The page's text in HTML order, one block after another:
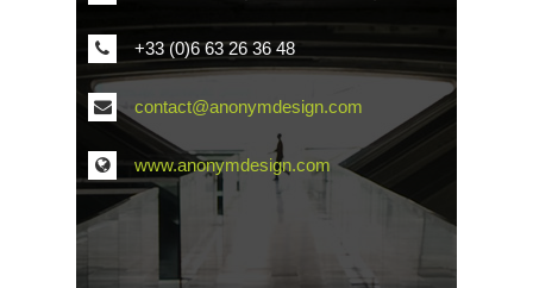
+33 (0)6 63 26 36 48
contact@anonymdesign.com
www.anonymdesign.com